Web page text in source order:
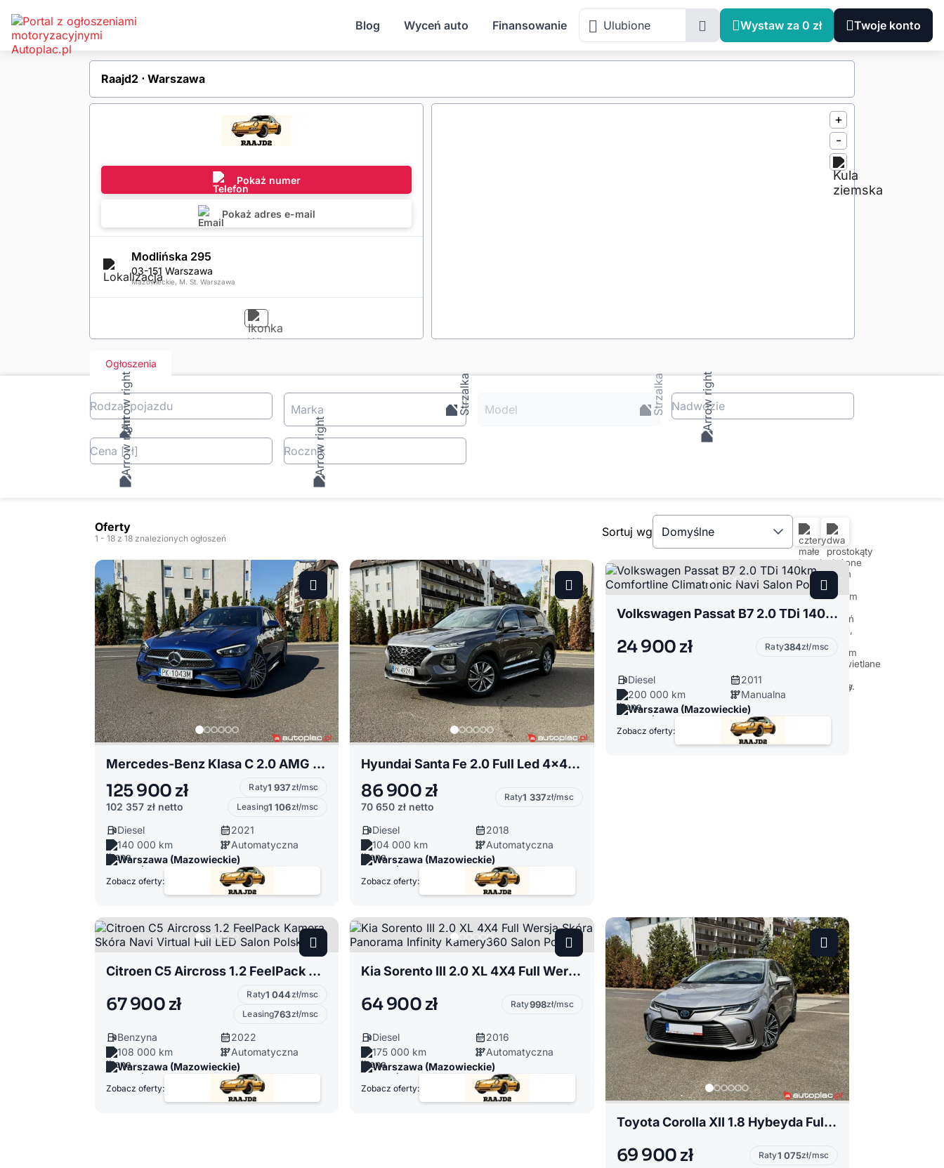
Blog Wyceń auto Finansowanie Ulubione Wystaw za 0 zł Twoje konto
Raajd2 ⋅ Warszawa
Pokaż numer
Pokaż adres e-mail
Modlińska 295
03-151 Warszawa
Mazowieckie, M. St. Warszawa
+
-
Ogłoszenia
Rodzaj pojazdu Marka Model Nadwozie
Cena [zł] Rocznik
Oferty
1 - 18 z 18 znalezionych ogłoszeń Sortuj wg Domyślne
Mercedes-Benz Klasa C 2.0 AMG Line Black Digital Led Kamery360 Salon Polska FVAT23%
125 900 zł
102 357 zł netto
Raty1 937zł/msc
Leasing1 106zł/msc
Diesel
2021
140 000 km
Automatyczna
Warszawa (Mazowieckie)
Zobacz oferty:
Hyundai Santa Fe 2.0 Full Led 4x4 Kamera Krell Navi Radar LineAssist Salon Polska
86 900 zł
70 650 zł netto
Raty1 337zł/msc
Diesel
2018
104 000 km
Automatyczna
Warszawa (Mazowieckie)
Zobacz oferty:
Volkswagen Passat B7 2.0 TDi 140km Comfortline Climatronic Navi Salon Polska
24 900 zł Raty384zł/msc
Diesel
2011
200 000 km
Manualna
Warszawa (Mazowieckie)
Zobacz oferty:
Citroen C5 Aircross 1.2 FeelPack Kamera Skóra Navi Virtual Full LED Salon Polska
67 900 zł Raty1 044zł/msc
Leasing763zł/msc
Benzyna
2022
108 000 km
Automatyczna
Warszawa (Mazowieckie)
Zobacz oferty:
Kia Sorento III 2.0 XL 4X4 Full Wersja Skóra Panorama Infinity Kamery360 Salon Polska
64 900 zł Raty998zł/msc
Diesel
2016
175 000 km
Automatyczna
Warszawa (Mazowieckie)
Zobacz oferty:
Toyota Corolla XII 1.8 Hybeyda Full Led Navi Kamera Radar LineAssist
69 900 zł Raty1 075zł/msc